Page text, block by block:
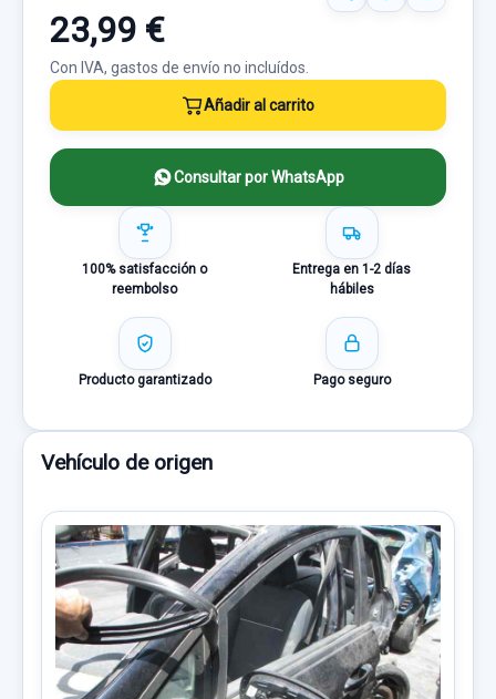
23,99 €
Con IVA, gastos de envío no incluídos.
Añadir al carrito
Consultar por WhatsApp
100% satisfacción o
reembolso
Entrega en 1-2 días
hábiles
Producto garantizado Pago seguro
Vehículo de origen